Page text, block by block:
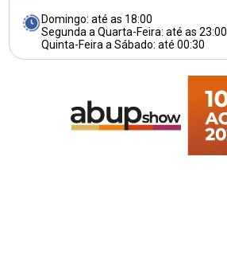
Domingo: até as 18:00
Segunda a Quarta-Feira: até as 23:00
Quinta-Feira a Sábado: até 00:30